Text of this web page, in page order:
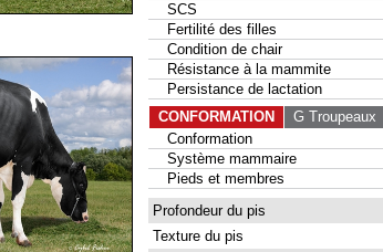
SCS
Fertilité des filles
Condition de chair
Résistance à la mammite
Persistance de lactation
CONFORMATION
G Troupeaux
Conformation
Système mammaire
Pieds et membres
Profondeur du pis
Texture du pis